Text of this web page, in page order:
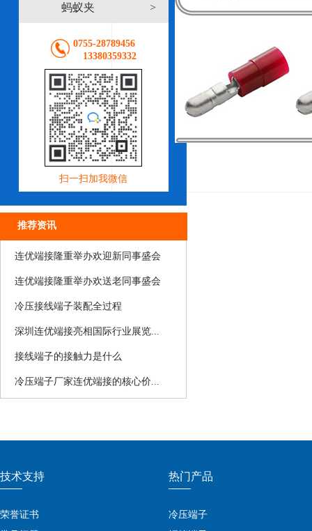
蚂蚁夹 >
0755-28789456
13380359332
扫一扫加我微信
推荐资讯
连优端接隆重举办欢迎新同事盛会
连优端接隆重举办欢送老同事盛会
冷压接线端子装配全过程
​深圳连优端接亮相国际行业展览...
接线端子的接触力是什么
​冷压端子厂家连优端接的核心价...
技术支持
荣誉证书
热门产品
冷压端子